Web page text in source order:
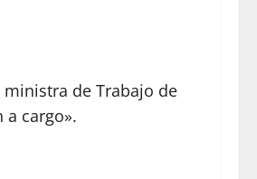
de Trabajo de
a cargo».